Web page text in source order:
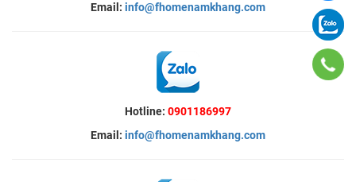
Email: info@fhomenamkhang.com
Hotline: 0901186997
Email: info@fhomenamkhang.com